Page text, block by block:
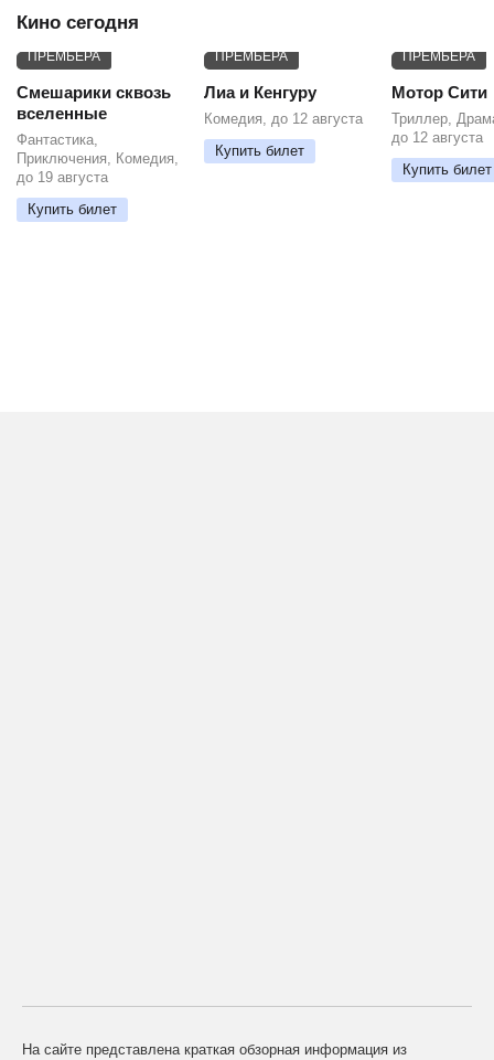
Кино сегодня
ПРЕМЬЕРА
Смешарики сквозь
вселенные
Фантастика,
Приключения, Комедия,
до 19 августа
Купить билет
ПРЕМЬЕРА
Лиа и Кенгуру
Комедия, до 12 августа
Купить билет
ПРЕМЬЕРА
Мотор Сити
Триллер,
до 12 августа
Купить билет
На сайте представлена краткая обзорная информация из